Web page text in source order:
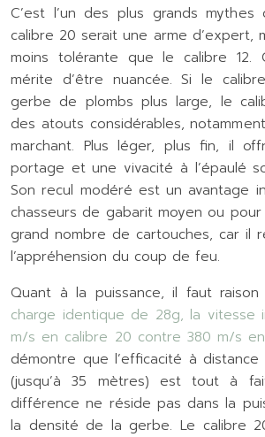
C’est l’un des plus grands
calibre 20 serait une arme d’expert,
moins tolérante que le calibre 12.
mérite d’être nuancée. Si le
gerbe de plombs plus large, le
des atouts considérables,
marchant. Plus léger, plus fin, il
portage et une vivacité à l’épaulé
Son recul modéré est un avantage
chasseurs de gabarit moyen ou
grand nombre de cartouches, car il
l’appréhension du coup de feu.
Quant à la puissance, il faut raison
charge identique de 28g, la vitesse
m/s en calibre 20 contre 380 m/s
démontre que l’efficacité à
(jusqu’à 35 mètres) est tout à
différence ne réside pas dans la
la densité de la gerbe. Le calibre